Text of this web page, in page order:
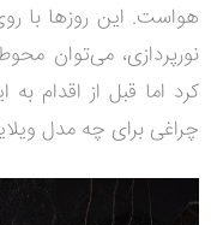
هواست. این روزها با
نورپردازی، می‌توان
کرد اما قبل از اقدام
چراغی برای چه مدل